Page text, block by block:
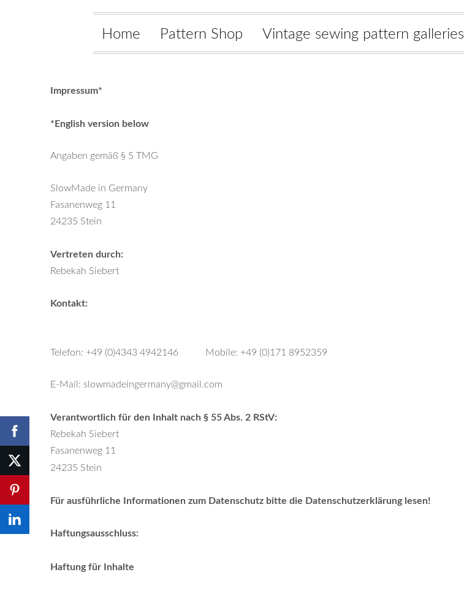
Home Pattern Shop Vintage sewing pattern galleries
Impressum*
*English version below
Angaben gemäß § 5 TMG
SlowMade in Germany
Fasanenweg 11
24235 Stein
Vertreten durch:
Rebekah Siebert
Kontakt:
Telefon: +49 (0)4343 4942146 Mobile: +49 (0)171 8952359
E-Mail: slowmadeingermany@gmail.com
Verantwortlich für den Inhalt nach § 55 Abs. 2 RStV:
Rebekah Siebert
Fasanenweg 11
24235 Stein
Für ausführliche Informationen zum Datenschutz bitte die Datenschutzerklärung lesen!
Haftungsausschluss:
Haftung für Inhalte